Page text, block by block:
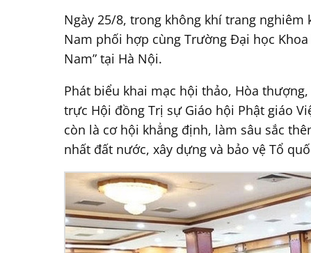
Ngày 25/8, trong không khí trang nghiêm
Nam phối hợp cùng Trường Đại học
Nam” tại Hà Nội.
Phát biểu khai mạc hội thảo, Hòa
trực Hội đồng Trị sự Giáo hội Phật giáo
còn là cơ hội khẳng định, làm sâu sắc
nhất đất nước, xây dựng và bảo vệ Tổ